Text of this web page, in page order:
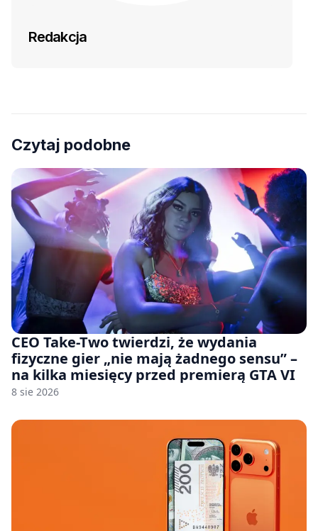
Redakcja
Czytaj podobne
CEO Take-Two twierdzi, że wydania
fizyczne gier „nie mają żadnego sensu” –
na kilka miesięcy przed premierą GTA VI
8 sie 2026